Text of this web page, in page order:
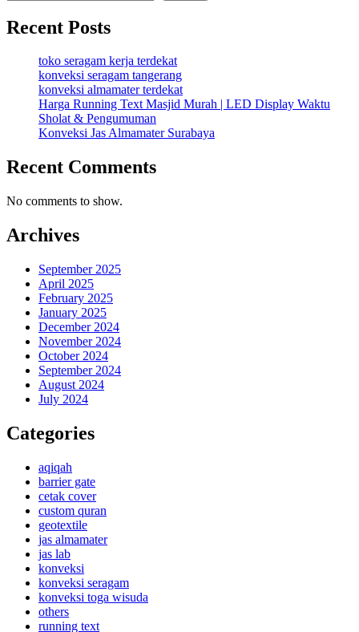
Recent Posts
toko seragam kerja terdekat
konveksi seragam tangerang
konveksi almamater terdekat
Harga Running Text Masjid Murah | LED Display Waktu
Sholat & Pengumuman
Konveksi Jas Almamater Surabaya
Recent Comments
No comments to show.
Archives
September 2025
April 2025
February 2025
January 2025
December 2024
November 2024
October 2024
September 2024
August 2024
July 2024
Categories
aqiqah
barrier gate
cetak cover
custom quran
geotextile
jas almamater
jas lab
konveksi
konveksi seragam
konveksi toga wisuda
others
running text